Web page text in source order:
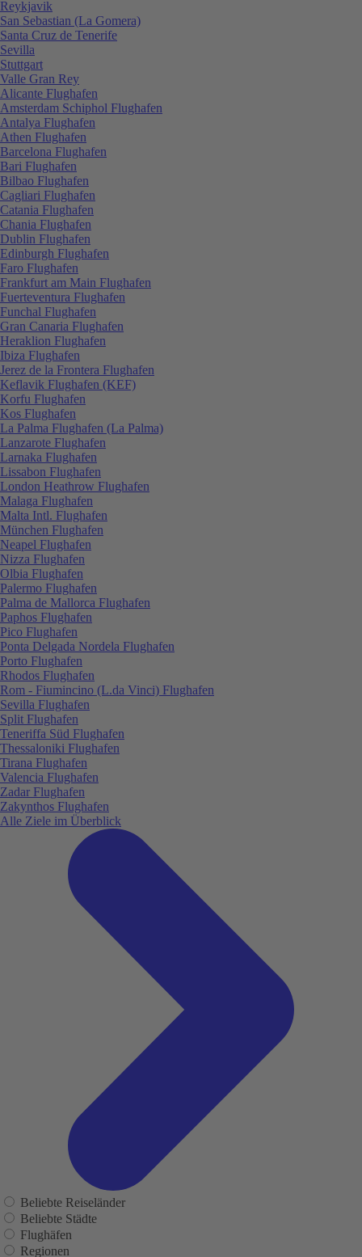
Reykjavik
San Sebastian (La Gomera)
Santa Cruz de Tenerife
Sevilla
Stuttgart
Valle Gran Rey
Alicante Flughafen
Amsterdam Schiphol Flughafen
Antalya Flughafen
Athen Flughafen
Barcelona Flughafen
Bari Flughafen
Bilbao Flughafen
Cagliari Flughafen
Catania Flughafen
Chania Flughafen
Dublin Flughafen
Edinburgh Flughafen
Faro Flughafen
Frankfurt am Main Flughafen
Fuerteventura Flughafen
Funchal Flughafen
Gran Canaria Flughafen
Heraklion Flughafen
Ibiza Flughafen
Jerez de la Frontera Flughafen
Keflavik Flughafen (KEF)
Korfu Flughafen
Kos Flughafen
La Palma Flughafen (La Palma)
Lanzarote Flughafen
Larnaka Flughafen
Lissabon Flughafen
London Heathrow Flughafen
Malaga Flughafen
Malta Intl. Flughafen
München Flughafen
Neapel Flughafen
Nizza Flughafen
Olbia Flughafen
Palermo Flughafen
Palma de Mallorca Flughafen
Paphos Flughafen
Pico Flughafen
Ponta Delgada Nordela Flughafen
Porto Flughafen
Rhodos Flughafen
Rom - Fiumincino (L.da Vinci) Flughafen
Sevilla Flughafen
Split Flughafen
Teneriffa Süd Flughafen
Thessaloniki Flughafen
Tirana Flughafen
Valencia Flughafen
Zadar Flughafen
Zakynthos Flughafen
Alle Ziele im Überblick
Beliebte Reiseländer
Beliebte Städte
Flughäfen
Regionen